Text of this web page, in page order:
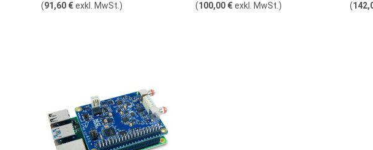
(91,60 €exkl. MwSt. ) (100,00 €exkl. MwSt. ) (